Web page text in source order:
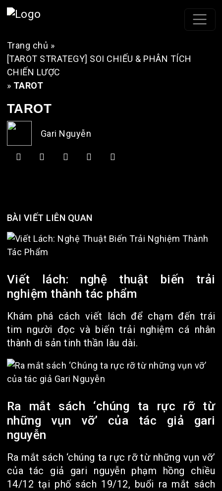
Trang chủ »
[TAROT STRATEGY] SOI CHIẾU & PHÂN TÍCH
CHIẾN LƯỢC
» TAROT
TAROT
Gari Nguyễn
BÀI VIẾT LIÊN QUAN
Viết lách: nghệ thuật biến trải
nghiệm thành tác phẩm
Khám phá cách viết lách để chạm đến trái
tim người đọc và biến trải nghiệm cá nhân
thành di sản tinh thần lâu dài.
Ra mắt sách ‘chúng ta rực rỡ từ
những vụn vỡ’ của tác giả gari
nguyễn
Ra mắt sách ‘chúng ta rực rỡ từ những vụn vỡ’
của tác giả gari nguyễn phạm hồng chiều
14/12 tại phố sách 19/12, buổi ra mắt sách